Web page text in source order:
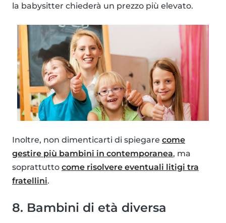
la babysitter chiederà un prezzo più elevato.
Inoltre, non dimenticarti di spiegare come
gestire più bambini in contemporanea, ma
soprattutto come risolvere eventuali litigi tra
fratellini.
8. Bambini di età diversa